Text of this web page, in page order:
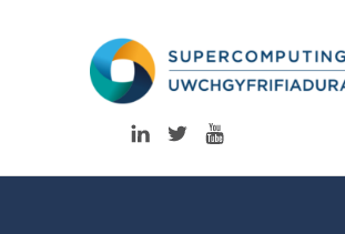
LinkedIn